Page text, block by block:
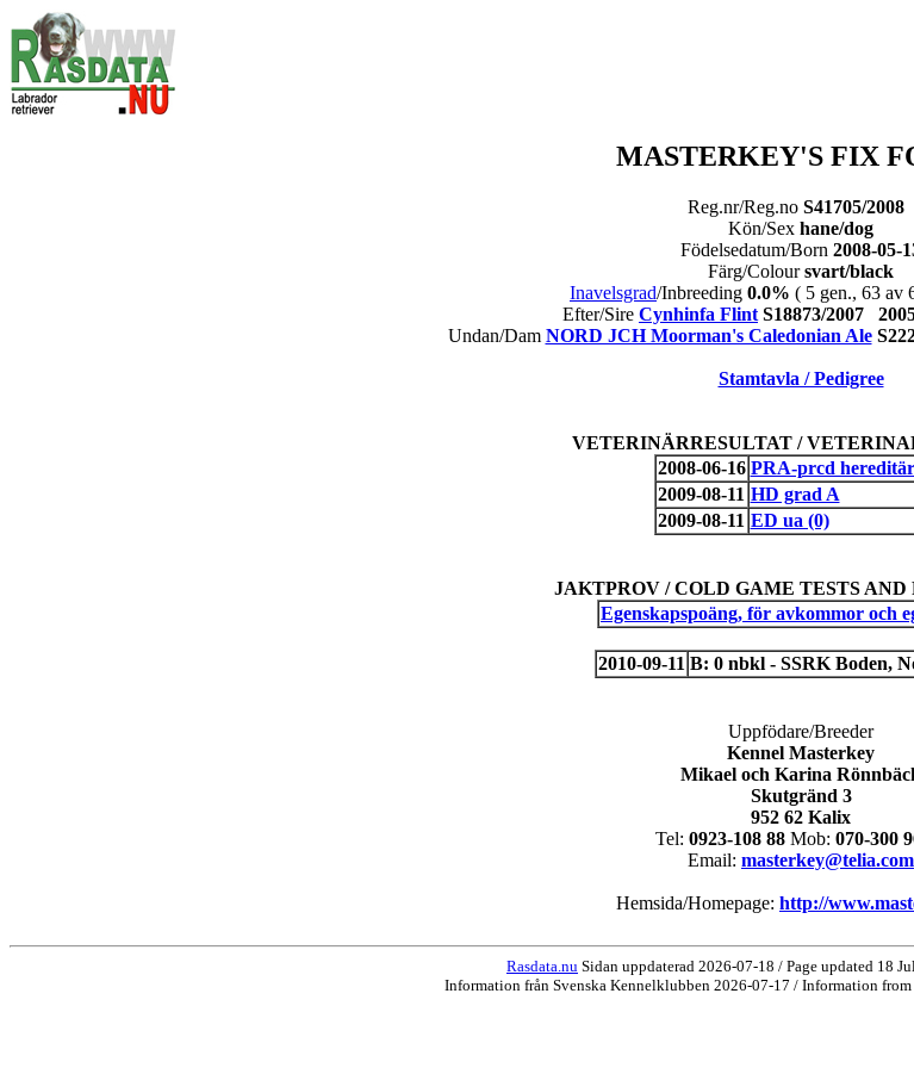
MASTERKEY'S FIX
Reg.nr/Reg.no S41705/2008
Kön/Sex hane/dog
Födelsedatum/Born 2008-05-
Färg/Coloursvart/black
Inavelsgrad/Inbreeding 0.0% ( 5 gen., 63 av
Efter/Sire Cynhinfa Flint S18873/2007
Undan/Dam NORD JCH Moorman's Caledonian Ale
Stamtavla / Pedigree
VETERINÄRRESULTAT /
2008-06-16 PRA-prcd
2009-08-11 HD grad A
2009-08-11 ED ua (0)
JAKTPROV / COLD GAME TESTS
Egenskapspoäng, för avkommor och
2010-09-11 B: 0 nbkl - SSRK Boden,
Uppfödare/Breeder
Kennel Masterkey
Mikael och Karina
Skutgränd 3
952 62 Kalix
Tel: 0923-108 88 Mob: 070-300
Email: masterkey@telia.com
Hemsida/Homepage: http://
Rasdata.nu Sidan uppdaterad 2026-07-18 / Page updated 18
Information från Svenska Kennelklubben 2026-07-17 / Information